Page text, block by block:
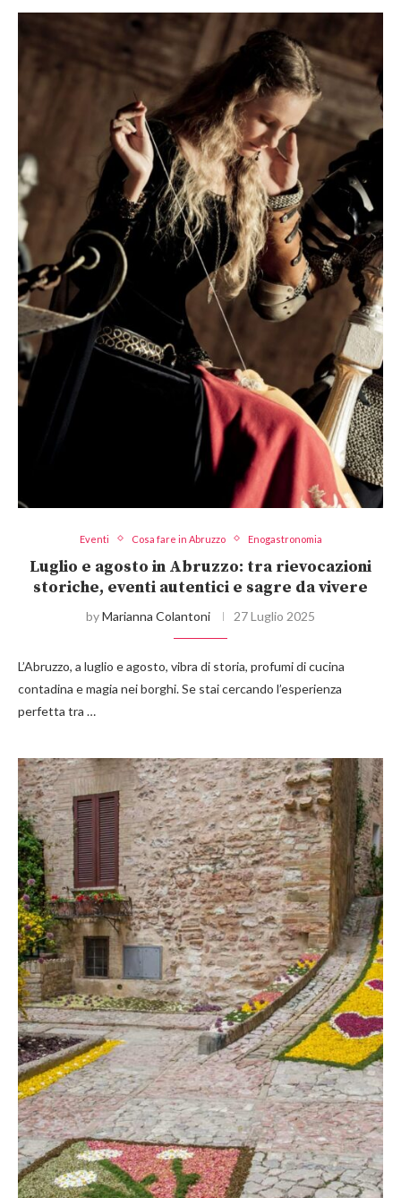
Eventi Cosa fare in Abruzzo Enogastronomia
Luglio e agosto in Abruzzo: tra rievocazioni
storiche, eventi autentici e sagre da vivere
byMarianna Colantoni 27 Luglio 2025
L’Abruzzo, a luglio e agosto, vibra di storia, profumi di cucina
contadina e magia nei borghi. Se stai cercando l’esperienza
perfetta tra …